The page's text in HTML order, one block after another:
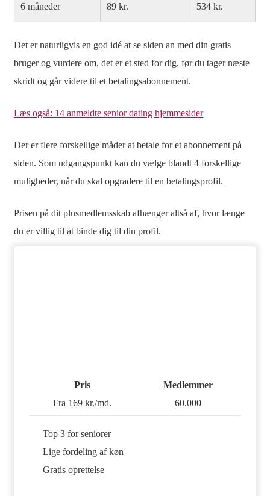
6 måneder 89 kr. 534 kr.
Det er naturligvis en god idé at se siden an med din gratis
bruger og vurdere om, det er et sted for dig, før du tager næste
skridt og går videre til et betalingsabonnement.
Læs også: 14 anmeldte senior dating hjemmesider
Der er flere forskellige måder at betale for et abonnement på
siden. Som udgangspunkt kan du vælge blandt 4 forskellige
muligheder, når du skal opgradere til en betalingsprofil.
Prisen på dit plusmedlemsskab afhænger altså af, hvor længe
du er villig til at binde dig til din profil.
Pris
Fra 169 kr./md.
Medlemmer
60.000
Top 3 for seniorer
Lige fordeling af køn
Gratis oprettelse